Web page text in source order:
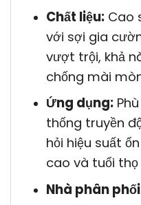
Chất liệu:Cao
với sợi gia
vượt trội, khả
chống mài
Ứng dụng:
thống truyền
hỏi hiệu suất
cao và tuổi thọ
Nhà phân